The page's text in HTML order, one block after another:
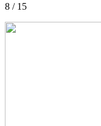
8 / 15